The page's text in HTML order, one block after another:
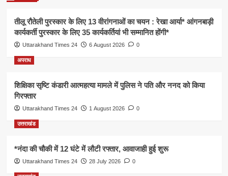
तीलू रौतेली पुरस्कार के लिए 13 वीरांगनाओं का चयन : रेखा आर्या* आंगनबाड़ी
कार्यकर्ती पुरस्कार के लिए 35 कार्यकर्तियां भी सम्मानित होंगी*
Uttarakhand Times 24 6 August 2026 0
अपराध
शिक्षिका सृष्टि कंडारी आत्महत्या मामले में पुलिस ने पति और ननद को किया
गिरफ्तार
Uttarakhand Times 24 1 August 2026 0
उत्तराखंड
*नंदा की चौकी में 12 घंटे में लौटी रफ्तार, आवाजाही हुई शुरू
Uttarakhand Times 24 28 July 2026 0